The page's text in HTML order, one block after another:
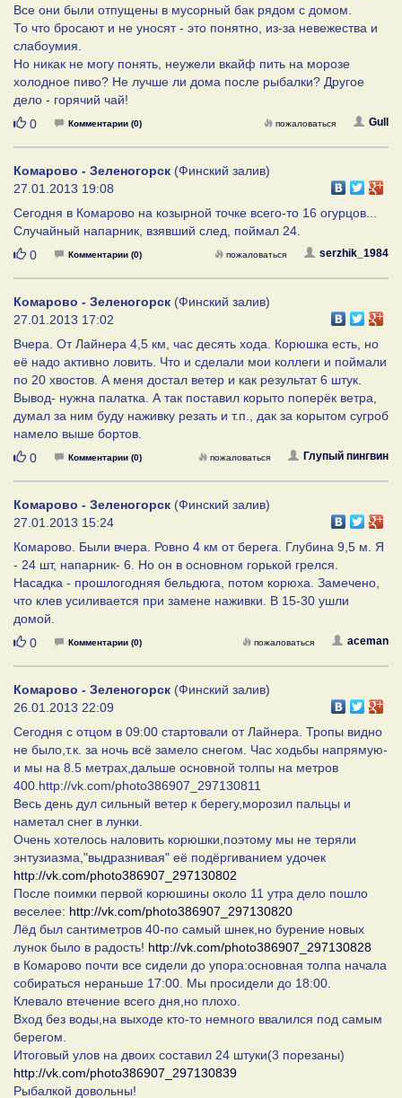
Все они были отпущены в мусорный бак рядом с домом.
То что бросают и не уносят - это понятно, из-за невежества и
слабоумия.
Но никак не могу понять, неужели вкайф пить на морозе
холодное пиво? Не лучше ли дома после рыбалки? Другое
дело - горячий чай!
Нравится
0 Комментарии (0) Gull
пожаловаться
Комарово - Зеленогорск (Финский залив)
27.01.2013 19:08
Сегодня в Комарово на козырной точке всего-то 16 огурцов...
Случайный напарник, взявший след, поймал 24.
Нравится
0 Комментарии (0) serzhik_1984
пожаловаться
Комарово - Зеленогорск (Финский залив)
27.01.2013 17:02
Вчера. От Лайнера 4,5 км, час десять хода. Корюшка есть, но
её надо активно ловить. Что и сделали мои коллеги и поймали
по 20 хвостов. А меня достал ветер и как результат 6 штук.
Вывод- нужна палатка. А так поставил корыто поперёк ветра,
думал за ним буду наживку резать и т.п., дак за корытом сугроб
намело выше бортов.
Нравится
0 Комментарии (0) Глупый пингвин
пожаловаться
Комарово - Зеленогорск (Финский залив)
27.01.2013 15:24
Комарово. Были вчера. Ровно 4 км от берега. Глубина 9,5 м. Я
- 24 шт, напарник- 6. Но он в основном горькой грелся.
Насадка - прошлогодняя бельдюга, потом корюха. Замечено,
что клев усиливается при замене наживки. В 15-30 ушли
домой.
Нравится
0 Комментарии (0) aceman
пожаловаться
Комарово - Зеленогорск (Финский залив)
26.01.2013 22:09
Сегодня с отцом в 09:00 стартовали от Лайнера. Тропы видно
не было,т.к. за ночь всё замело снегом. Час ходьбы напрямую-
и мы на 8.5 метрах,дальше основной толпы на метров
400.http://vk.com/photo386907_297130811
Весь день дул сильный ветер к берегу,морозил пальцы и
наметал снег в лунки.
Очень хотелось наловить корюшки,поэтому мы не теряли
энтузиазма,"выдразнивая" её подёргиванием удочек
http://vk.com/photo386907_297130802
После поимки первой корюшины около 11 утра дело пошло
веселее: http://vk.com/photo386907_297130820
Лёд был сантиметров 40-по самый шнек,но бурение новых
лунок было в радость! http://vk.com/photo386907_297130828
в Комарово почти все сидели до упора:основная толпа начала
собираться нераньше 17:00. Мы просидели до 18:00.
Клевало втечение всего дня,но плохо.
Вход без воды,на выходе кто-то немного ввалился под самым
берегом.
Итоговый улов на двоих составил 24 штуки(3 порезаны)
http://vk.com/photo386907_297130839
Рыбалкой довольны!